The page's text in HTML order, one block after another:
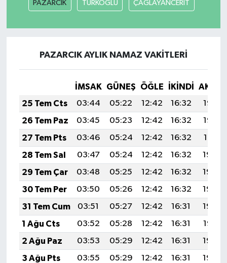
PAZARCIK TÜRKOĞLU ÇAĞLAYANCERİT
PAZARCIK AYLIK NAMAZ VAKITLERI
İMSAK GÜNEŞ ÖĞLE İKINDI
25 Tem Cts
03:44 05:22 12:42 16:32
19:53
26 Tem Paz
03:45 05:23 12:42 16:32
19:52
27 Tem Pts
03:46 05:24 12:42 16:32
19:51
28 Tem Sal
03:47 05:24 12:42 16:32
19:50
29 Tem Çar
03:48 05:25 12:42 16:32
19:49
30 Tem Per
03:50 05:26 12:42 16:32
19:49
31 Tem Cum
03:51 05:27 12:42 16:31
19:48
1 Ağu Cts
03:52 05:28 12:42 16:31
19:47
2 Ağu Paz
03:53 05:29 12:42 16:31
19:46
3 Ağu Pts
03:55 05:29 12:42 16:31
19:45